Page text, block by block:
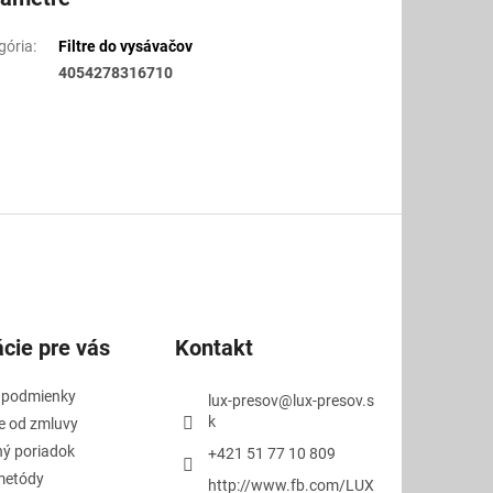
:
Filtre do vysávačov
4054278316710
pre vás
od zmluvy
poriadok
Kontakt
lux-presov@ lux-presov.s
k
+421 51 77 10 809
http://www.fb.com/LUX